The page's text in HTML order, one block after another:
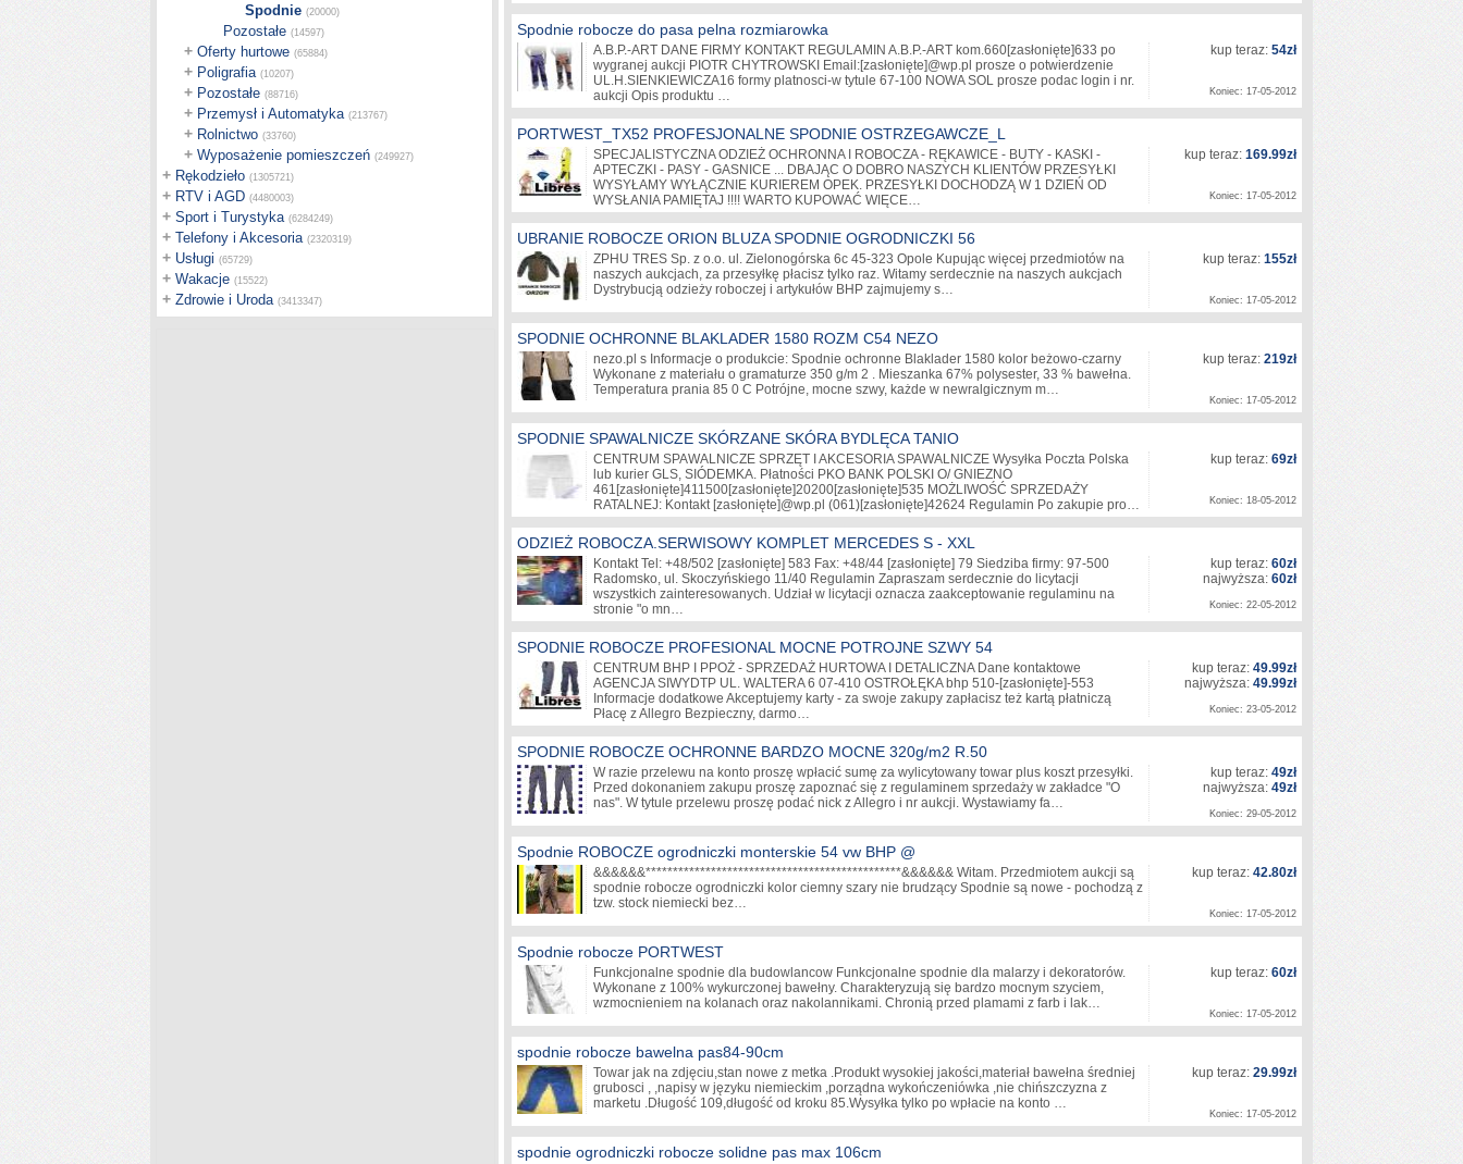
Spodnie (20000)
Pozostałe (14597)
+ Oferty hurtowe (65884)
+ Poligrafia (10207)
+ Pozostałe (88716)
+ Przemysł i Automatyka (213767)
+ Rolnictwo (33760)
+ Wyposażenie pomieszczeń (249927)
+ Rękodzieło (1305721)
+ RTV i AGD (4480003)
+ Sport i Turystyka (6284249)
+ Telefony i Akcesoria (2320319)
+ Usługi (65729)
+ Wakacje (15522)
+ Zdrowie i Uroda (3413347)
Spodnie robocze do pasa pelna rozmiarowka
A.B.P.-ART DANE FIRMY KONTAKT REGULAMIN A.B.P.-ART kom.660[zasłonięte]633 po
wygranej aukcji PIOTR CHYTROWSKI Email:[zasłonięte]@wp.pl prosze o potwierdzenie
UL.H.SIENKIEWICZA16 formy platnosci-w tytule 67-100 NOWA SOL prosze podac login i nr.
aukcji Opis produktu …
kup teraz: 54zł
Koniec: 17-05-2012
PORTWEST_TX52 PROFESJONALNE SPODNIE OSTRZEGAWCZE_L
SPECJALISTYCZNA ODZIEŻ OCHRONNA I ROBOCZA - RĘKAWICE - BUTY - KASKI -
APTECZKI - PASY - GASNICE ... DBAJĄC O DOBRO NASZYCH KLIENTÓW PRZESYŁKI
WYSYŁAMY WYŁĄCZNIE KURIEREM OPEK. PRZESYŁKI DOCHODZĄ W 1 DZIEŃ OD
WYSŁANIA PAMIĘTAJ !!!! WARTO KUPOWAĆ WIĘCE…
kup teraz: 169.99zł
Koniec: 17-05-2012
UBRANIE ROBOCZE ORION BLUZA SPODNIE OGRODNICZKI 56
ZPHU TRES Sp. z o.o. ul. Zielonogórska 6c 45-323 Opole Kupując więcej przedmiotów na
naszych aukcjach, za przesyłkę płacisz tylko raz. Witamy serdecznie na naszych aukcjach
Dystrybucją odzieży roboczej i artykułów BHP zajmujemy s…
kup teraz: 155zł
Koniec: 17-05-2012
SPODNIE OCHRONNE BLAKLADER 1580 ROZM C54 NEZO
nezo.pl s Informacje o produkcie: Spodnie ochronne Blaklader 1580 kolor beżowo-czarny
Wykonane z materiału o gramaturze 350 g/m 2 . Mieszanka 67% polysester, 33 % bawełna.
Temperatura prania 85 0 C Potrójne, mocne szwy, każde w newralgicznym m…
kup teraz: 219zł
Koniec: 17-05-2012
SPODNIE SPAWALNICZE SKÓRZANE SKÓRA BYDLĘCA TANIO
CENTRUM SPAWALNICZE SPRZĘT I AKCESORIA SPAWALNICZE Wysyłka Poczta Polska
lub kurier GLS, SIÓDEMKA. Płatności PKO BANK POLSKI O/ GNIEZNO
461 [zasłonięte]411500[zasłonięte]20200[zasłonięte]535 MOŻLIWOŚĆ SPRZEDAŻY
RATALNEJ: Kontakt [zasłonięte]@wp.pl (061)[zasłonięte]42624 Regulamin Po zakupie pro…
kup teraz: 69zł
Koniec: 18-05-2012
ODZIEŻ ROBOCZA.SERWISOWY KOMPLET MERCEDES S - XXL
Kontakt Tel: +48/502 [zasłonięte] 583 Fax: +48/44 [zasłonięte] 79 Siedziba firmy: 97-500
Radomsko, ul. Skoczyńskiego 11/40 Regulamin Zapraszam serdecznie do licytacji
wszystkich zainteresowanych. Udział w licytacji oznacza zaakceptowanie regulaminu na
stronie "o mn…
kup teraz: 60zł
najwyższa: 60zł
Koniec: 22-05-2012
SPODNIE ROBOCZE PROFESIONAL MOCNE POTROJNE SZWY 54
CENTRUM BHP I PPOŻ - SPRZEDAŻ HURTOWA I DETALICZNA Dane kontaktowe
AGENCJA SIWYDTP UL. WALTERA 6 07-410 OSTROŁĘKA bhp 510-[zasłonięte]-553
Informacje dodatkowe Akceptujemy karty - za swoje zakupy zapłacisz też kartą płatniczą
Płacę z Allegro Bezpieczny, darmo…
kup teraz: 49.99zł
najwyższa: 49.99zł
Koniec: 23-05-2012
SPODNIE ROBOCZE OCHRONNE BARDZO MOCNE 320g/m2 R.50
W razie przelewu na konto proszę wpłacić sumę za wylicytowany towar plus koszt przesyłki.
Przed dokonaniem zakupu proszę zapoznać się z regulaminem sprzedaży w zakładce "O
nas". W tytule przelewu proszę podać nick z Allegro i nr aukcji. Wystawiamy fa…
kup teraz: 49zł
najwyższa: 49zł
Koniec: 29-05-2012
Spodnie ROBOCZE ogrodniczki monterskie 54 vw BHP @
&&&&&&***********************************************&&&&&& Witam. Przedmiotem aukcji są
spodnie robocze ogrodniczki kolor ciemny szary nie brudzący Spodnie są nowe - pochodzą z
tzw. stock niemiecki bez…
kup teraz: 42.80zł
Koniec: 17-05-2012
Spodnie robocze PORTWEST
Funkcjonalne spodnie dla budowlancow Funkcjonalne spodnie dla malarzy i dekoratorów.
Wykonane z 100% wykurczonej bawełny. Charakteryzują się bardzo mocnym szyciem,
wzmocnieniem na kolanach oraz nakolannikami. Chronią przed plamami z farb i lak…
kup teraz: 60zł
Koniec: 17-05-2012
spodnie robocze bawelna pas84-90cm
Towar jak na zdjęciu,stan nowe z metka .Produkt wysokiej jakości,materiał bawełna średniej
grubosci , ,napisy w języku niemieckim ,porządna wykończeniówka ,nie chińszczyzna z
marketu .Długość 109,długość od kroku 85.Wysyłka tylko po wpłacie na konto …
kup teraz: 29.99zł
Koniec: 17-05-2012
spodnie ogrodniczki robocze solidne pas max 106cm